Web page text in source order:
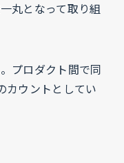
丸となって取り組
プロダクト間で同
カウントとしてい